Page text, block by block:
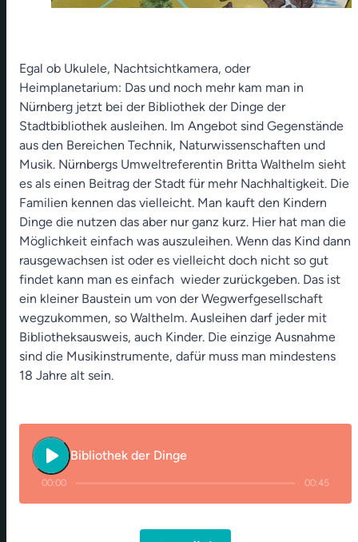
Egal ob Ukulele, Nachtsichtkamera, oder
Heimplanetarium: Das und noch mehr kam man in
Nürnberg jetzt bei der Bibliothek der Dinge der
Stadtbibliothek ausleihen. Im Angebot sind Gegenstände
aus den Bereichen Technik, Naturwissenschaften und
Musik. Nürnbergs Umweltreferentin Britta Walthelm sieht
es als einen Beitrag der Stadt für mehr Nachhaltigkeit. Die
Familien kennen das vielleicht. Man kauft den Kindern
Dinge die nutzen das aber nur ganz kurz. Hier hat man die
Möglichkeit einfach was auszuleihen. Wenn das Kind dann
rausgewachsen ist oder es vielleicht doch nicht so gut
findet kann man es einfach wieder zurückgeben. Das ist
ein kleiner Baustein um von der Wegwerfgesellschaft
wegzukommen, so Walthelm. Ausleihen darf jeder mit
Bibliotheksausweis, auch Kinder. Die einzige Ausnahme
sind die Musikinstrumente, dafür muss man mindestens
18 Jahre alt sein.
play_arrow Bibliothek der Dinge
00:00 00:45